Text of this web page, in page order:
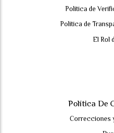
Política de
Política de
El Rol
Política De
Correcciones